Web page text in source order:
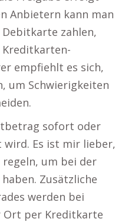
Anbietern kann man
zahlen,
empfiehlt es sich,
um Schwierigkeiten
sofort oder
Es ist mir lieber,
um bei der
Zusätzliche
werden bei
Ort per Kreditkarte